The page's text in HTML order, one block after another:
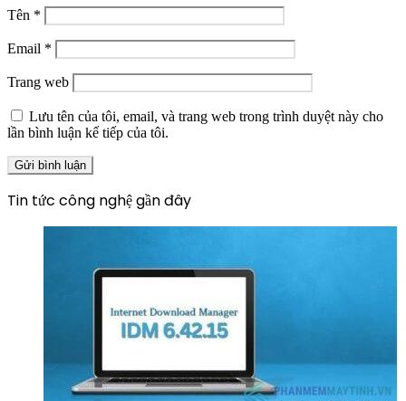
Tên *
Email *
Trang web
Lưu tên của tôi, email, và trang web trong trình duyệt này cho
lần bình luận kế tiếp của tôi.
Tin tức công nghệ gần đây